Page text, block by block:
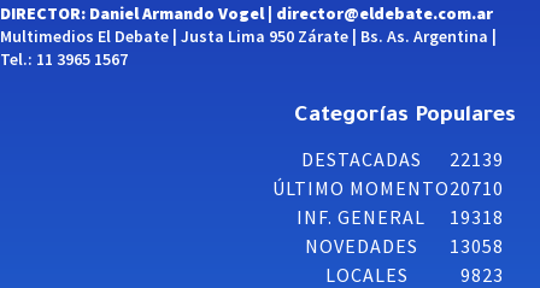
DIRECTOR: Daniel Armando Vogel | director@eldebate.com.ar
Multimedios El Debate | Justa Lima 950 Zárate | Bs. As. Argentina |
Tel.: 11 3965 1567
Categorías Populares
DESTACADAS
22139
ÚLTIMO MOMENTO20710
INF. GENERAL
19318
NOVEDADES
13058
LOCALES
9823